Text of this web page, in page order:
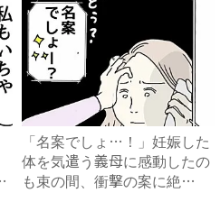
「名案でしょ…！」妊娠した
体を気遣う義母に感動したの
も束の間、衝撃の案に絶